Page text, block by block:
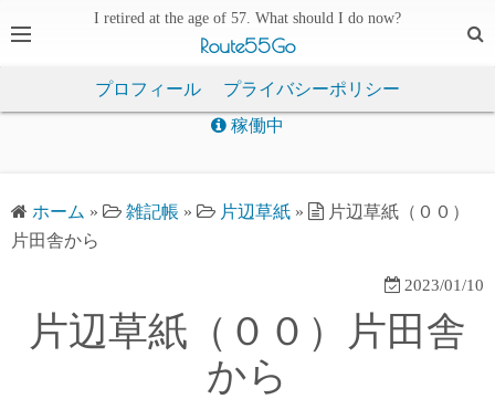
I retired at the age of 57. What should I do now?
Route55Go
プロフィール
プライバシーポリシー
稼働中
ホーム » 雑記帳 » 片辺草紙 »
片辺草紙（００）
片田舎から
2023/01/10
片辺草紙（００）片田舎
から